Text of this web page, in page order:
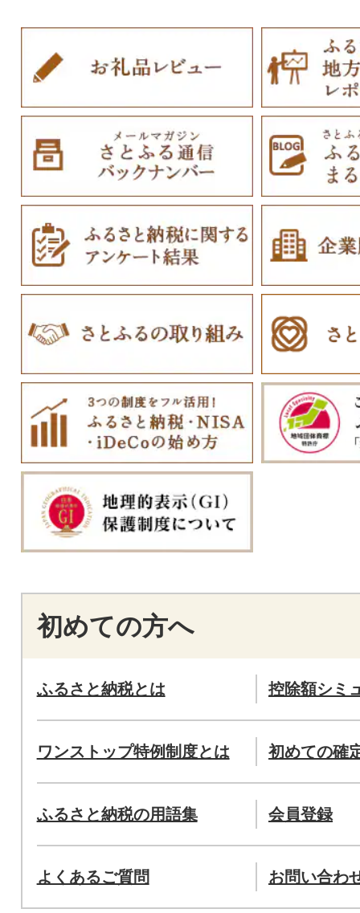
初めての方へ
ふるさと納税とは 控除額シミ
ワンストップ特例制度とは 初めての確
ふるさと納税の用語集 会員登録
よくあるご質問 お問い合わ